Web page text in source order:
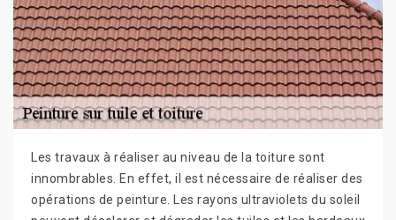
Les travaux à réaliser au niveau de la toiture sont
innombrables. En effet, il est nécessaire de réaliser des
opérations de peinture. Les rayons ultraviolets du soleil